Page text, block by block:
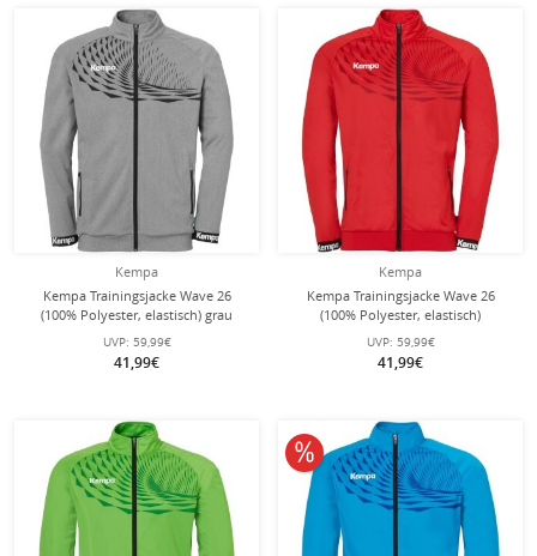
Kempa
Kempa Trainingsjacke Wave 26
(100% Polyester, elastisch) grau
Herren
UVP: 59,99€
41,99€
Kempa
Kempa Trainingsjacke Wave 26
(100% Polyester, elastisch)
rot/chilirot Herren
UVP: 59,99€
41,99€
10% reduziert